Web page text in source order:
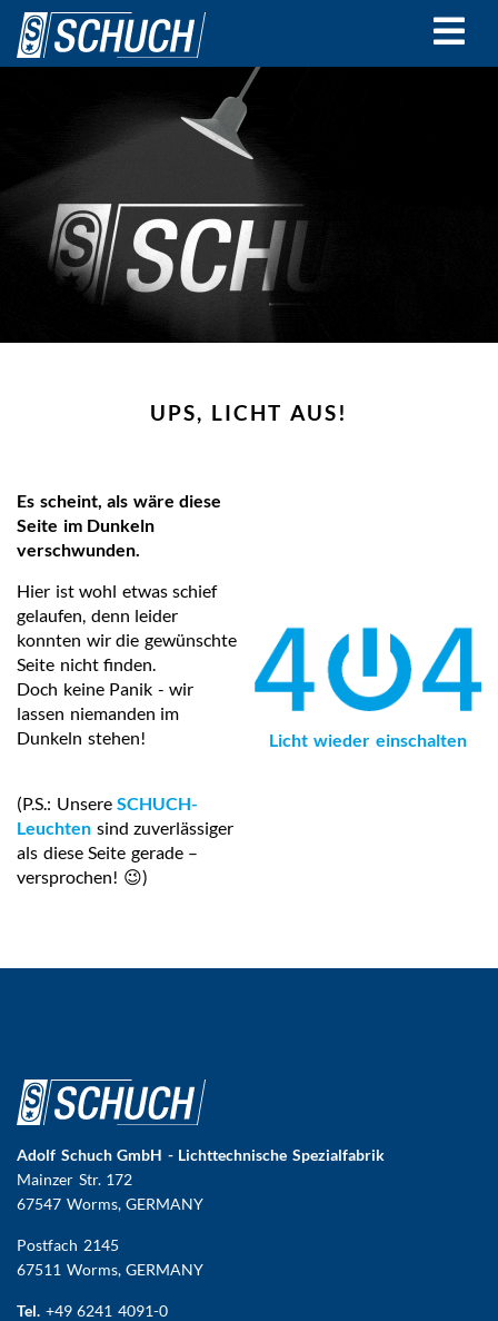
Direkt
zum
Inhalt
UPS, LICHT AUS!
Es scheint, als wäre diese
Seite im Dunkeln
verschwunden.
Hier ist wohl etwas schief
gelaufen, denn leider
konnten wir die gewünschte
Seite nicht finden.
Doch keine Panik - wir
lassen niemanden im
Dunkeln stehen!
(P.S.: UnsereSCHUCH-
Leuchten sind zuverlässiger
als diese Seite gerade –
versprochen! 😉)
Licht wieder einschalten
Adolf Schuch GmbH - Lichttechnische Spezialfabrik
Mainzer Str. 172
67547 Worms, GERMANY
Postfach 2145
67511 Worms, GERMANY
Tel. +49 6241 4091-0